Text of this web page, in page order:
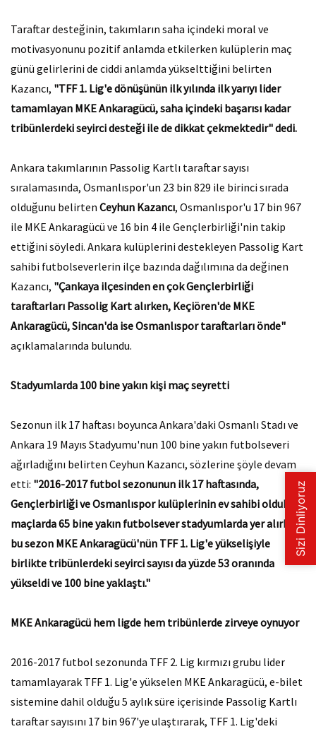
Taraftar desteğinin, takımların saha içindeki moral ve
motivasyonunu pozitif anlamda etkilerken kulüplerin maç
günü gelirlerini de ciddi anlamda yükselttiğini belirten
Kazancı, "TFF 1. Lig'e dönüşünün ilk yılında ilk yarıyı lider
tamamlayan MKE Ankaragücü, saha içindeki başarısı kadar
tribünlerdeki seyirci desteği ile de dikkat çekmektedir" dedi.
Ankara takımlarının Passolig Kartlı taraftar sayısı
sıralamasında, Osmanlıspor'un 23 bin 829 ile birinci sırada
olduğunu belirten Ceyhun Kazancı, Osmanlıspor'u 17 bin 967
ile MKE Ankaragücü ve 16 bin 4 ile Gençlerbirliği'nin takip
ettiğini söyledi. Ankara kulüplerini destekleyen Passolig Kart
sahibi futbolseverlerin ilçe bazında dağılımına da değinen
Kazancı, "Çankaya ilçesinden en çok Gençlerbirliği
taraftarları Passolig Kart alırken, Keçiören'de MKE
Ankaragücü, Sincan'da ise Osmanlıspor taraftarları önde"
açıklamalarında bulundu.
Stadyumlarda 100 bine yakın kişi maç seyretti
Sezonun ilk 17 haftası boyunca Ankara'daki Osmanlı Stadı ve
Ankara 19 Mayıs Stadyumu'nun 100 bine yakın futbolseveri
ağırladığını belirten Ceyhun Kazancı, sözlerine şöyle devam
etti: "2016-2017 futbol sezonunun ilk 17 haftasında,
Gençlerbirliği ve Osmanlıspor kulüplerinin ev sahibi oldukları
maçlarda 65 bine yakın futbolsever stadyumlarda yer alırken,
bu sezon MKE Ankaragücü'nün TFF 1. Lig'e yükselişiyle
birlikte tribünlerdeki seyirci sayısı da yüzde 53 oranında
yükseldi ve 100 bine yaklaştı."
MKE Ankaragücü hem ligde hem tribünlerde zirveye oynuyor
2016-2017 futbol sezonunda TFF 2. Lig kırmızı grubu lider
tamamlayarak TFF 1. Lig'e yükselen MKE Ankaragücü, e-bilet
sistemine dahil olduğu 5 aylık süre içerisinde Passolig Kartlı
taraftar sayısını 17 bin 967'ye ulaştırarak, TFF 1. Lig'deki